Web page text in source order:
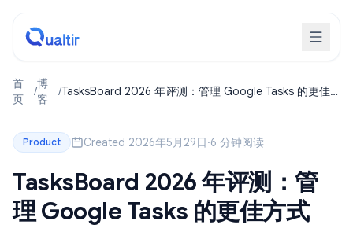
首
页
/
博
客
/TasksBoard 2026 年评测：管理 Google Tasks 的更佳
Product Created 2026年5月29日·6 分钟阅读
TasksBoard 2026 年评测：管
理 Google Tasks 的更佳方式